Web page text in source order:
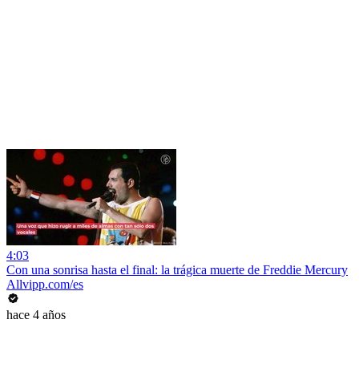
4:03
Con una sonrisa hasta el final: la trágica muerte de Freddie Mercury
Allvipp.com/es
hace 4 años